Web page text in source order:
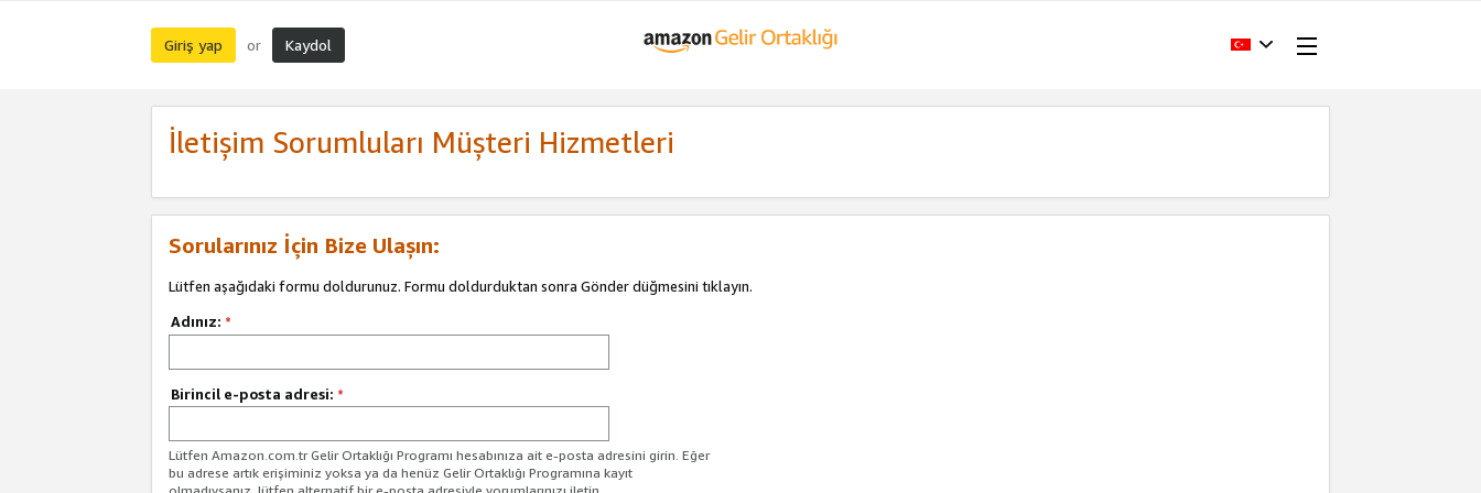
Giriş yap or Kaydol
İletişim Sorumluları Müşteri Hizmetleri
Sorularınız İçin Bize Ulaşın:
Lütfen aşağıdaki formu doldurunuz. Formu doldurduktan sonra Gönder düğmesini tıklayın.
Adınız: *
Birincil e-posta adresi: *
Lütfen Amazon.com.tr Gelir Ortaklığı Programı hesabınıza ait e-posta adresini girin. Eğer
bu adrese artık erişiminiz yoksa ya da henüz Gelir Ortaklığı Programına kayıt